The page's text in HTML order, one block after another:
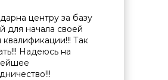
центру за базу
для начала своей
квалификации!!! Так
Надеюсь на